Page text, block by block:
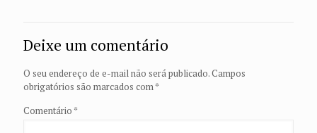
Deixe um comentário
O seu endereço de e-mail não será publicado.Campos
obrigatórios são marcados com*
Comentário *